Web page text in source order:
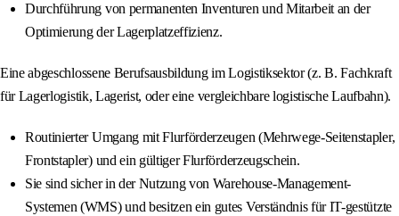
Durchführung von permanenten Inventuren und Mitarbeit an der
Optimierung der Lagerplatzeffizienz.
Eine abgeschlossene Berufsausbildung im Logistiksektor (z. B. Fachkraft
für Lagerlogistik, Lagerist, oder eine vergleichbare logistische Laufbahn).
Routinierter Umgang mit Flurförderzeugen (Mehrwege-Seitenstapler,
Frontstapler) und ein gültiger Flurförderzeugschein.
Sie sind sicher in der Nutzung von Warehouse-Management-
Systemen (WMS) und besitzen ein gutes Verständnis für IT-gestützte